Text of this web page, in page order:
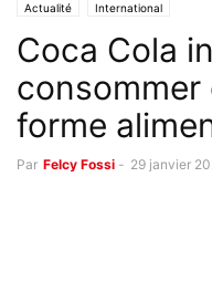
Actualité International
Coca Cola
consommer
forme
Par Felcy Fossi - 29 janvier